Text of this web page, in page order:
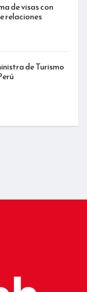
de visas con
relaciones
de Turismo